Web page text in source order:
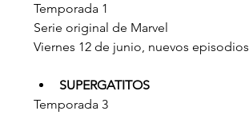
Temporada 1
Serie original de Marvel
Viernes 12 de junio, nuevos episodios
SUPERGATITOS
Temporada 3